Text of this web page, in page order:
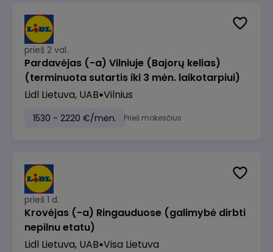
prieš 2 val.
Pardavėjas (-a) Vilniuje (Bajorų kelias)
(terminuota sutartis iki 3 mėn. laikotarpiui)
Lidl Lietuva, UAB Vilnius
1530 - 2220 €/mėn. Prieš mokesčius
prieš 1 d.
Krovėjas (-a) Ringauduose (galimybė dirbti
nepilnu etatu)
Lidl Lietuva, UAB Visa Lietuva